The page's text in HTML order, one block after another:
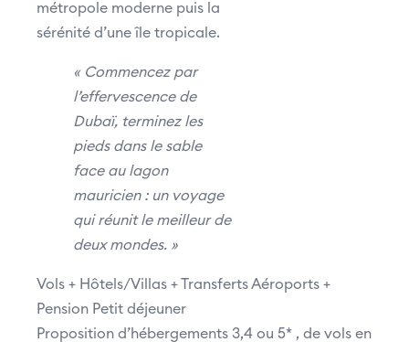
métropole moderne puis la
sérénité d’une île tropicale.
« Commencez par
l’effervescence de
Dubaï, terminez les
pieds dans le sable
face au lagon
mauricien : un voyage
qui réunit le meilleur de
deux mondes. »
Vols + Hôtels/Villas + Transferts Aéroports +
Pension Petit déjeuner
Proposition d’hébergements 3,4 ou 5* , de vols en